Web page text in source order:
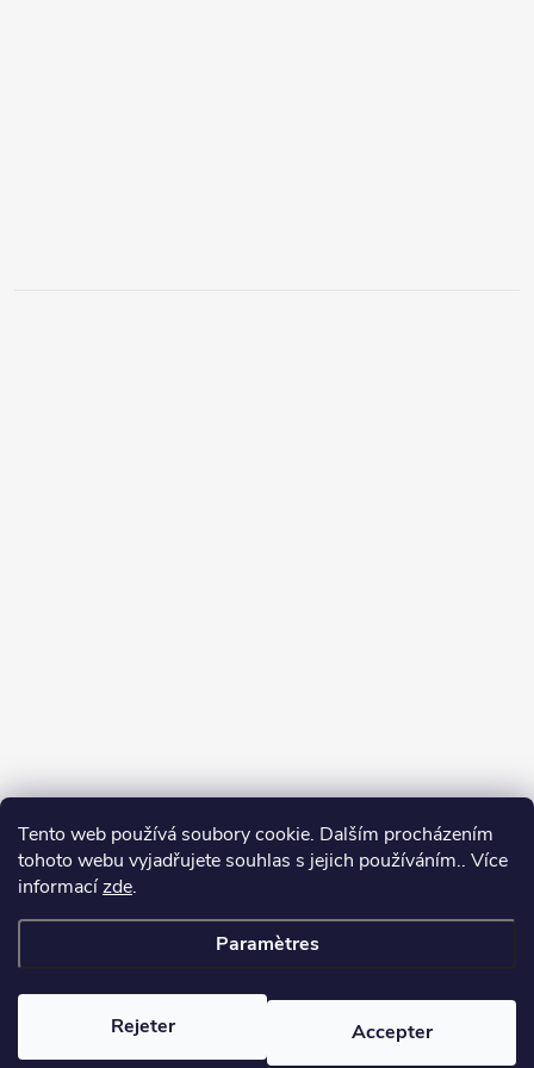
Tento web používá soubory cookie. Dalším procházením
tohoto webu vyjadřujete souhlas s jejich používáním.. Více
informacízde.
Paramètres
Rejeter Accepter
paramètres des cookies